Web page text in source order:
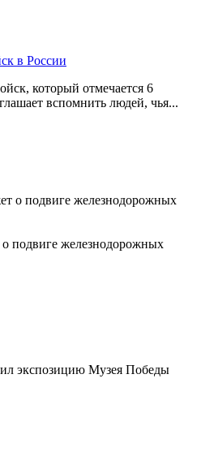
в России
который отмечается 6
вспомнить людей, чья...
подвиге железнодорожных
экспозицию Музея Победы